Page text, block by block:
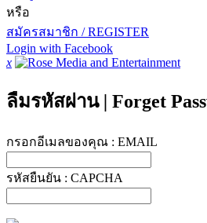
หรือ
สมัครสมาชิก / REGISTER
Login with Facebook
x
ลืมรหัสผ่าน | Forget
กรอกอีเมลของคุณ : EMAIL
รหัสยืนยัน : CAPCHA